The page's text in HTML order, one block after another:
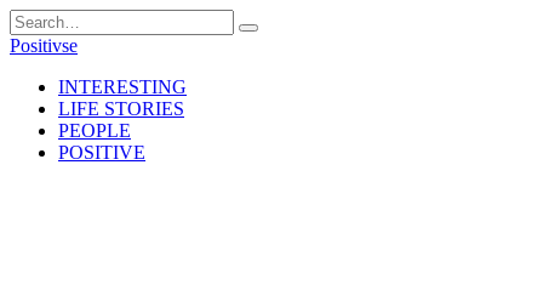
Skip
to
Search
for:
Positivse
INTERESTING
LIFE STORIES
PEOPLE
POSITIVE